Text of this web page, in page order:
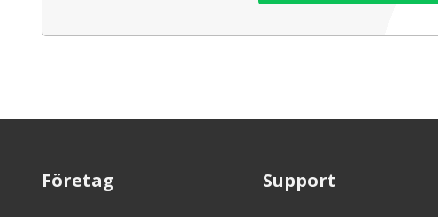
Företag Support